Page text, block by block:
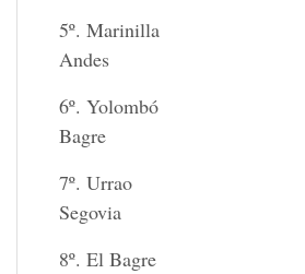
5º.
Andes
6º.
Bagre
7º. Urrao
Segovia
8º. El Bagre